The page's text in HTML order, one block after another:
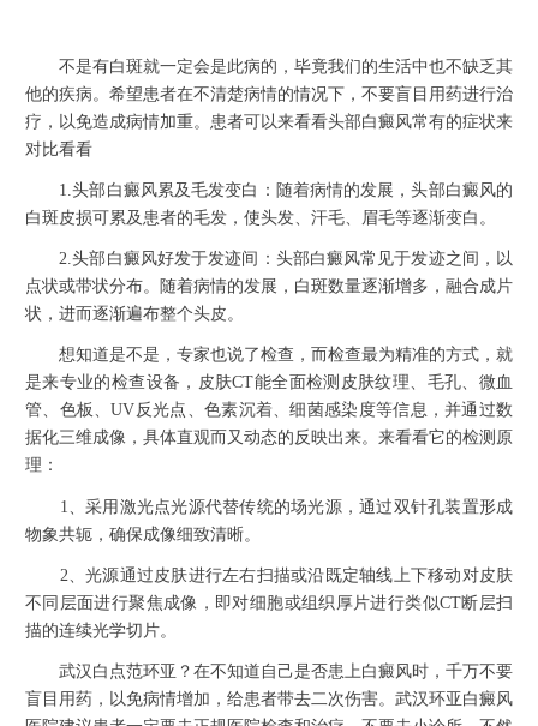
不是有白斑就一定会是此病的，毕竟我们的生活中也不缺乏其
他的疾病。希望患者在不清楚病情的情况下，不要盲目用药进行治
疗，以免造成病情加重。患者可以来看看头部白癜风常有的症状来
对比看看
1.头部白癜风累及毛发变白：随着病情的发展，头部白癜风的
白斑皮损可累及患者的毛发，使头发、汗毛、眉毛等逐渐变白。
2.头部白癜风好发于发迹间：头部白癜风常见于发迹之间，以
点状或带状分布。随着病情的发展，白斑数量逐渐增多，融合成片
状，进而逐渐遍布整个头皮。
想知道是不是，专家也说了检查，而检查最为精准的方式，就
是来专业的检查设备，皮肤CT能全面检测皮肤纹理、毛孔、微血
管、色板、UV反光点、色素沉着、细菌感染度等信息，并通过数
据化三维成像，具体直观而又动态的反映出来。来看看它的检测原
理：
1、采用激光点光源代替传统的场光源，通过双针孔装置形成
物象共轭，确保成像细致清晰。
2、光源通过皮肤进行左右扫描或沿既定轴线上下移动对皮肤
不同层面进行聚焦成像，即对细胞或组织厚片进行类似CT断层扫
描的连续光学切片。
武汉白点范环亚？在不知道自己是否患上白癜风时，千万不要
盲目用药，以免病情增加，给患者带去二次伤害。武汉环亚白癜风